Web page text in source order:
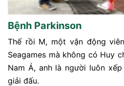
Bệnh Parkinson
Thế rồi M, một vận động
Seagames mà không có Huy
Nam Á, anh là người luôn
giải đấu.